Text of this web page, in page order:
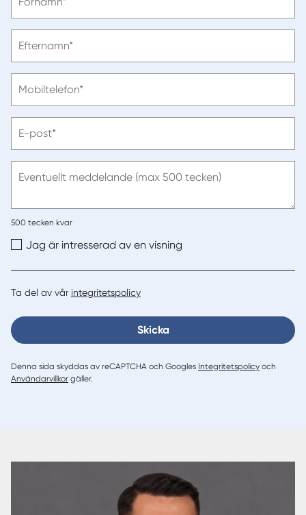
ange
ange
Efternamn*
ange
Mobiltelefon*
ange
post
E-post*
Eventuellt meddelande (max 500 tecken)
500 tecken kvar
Jag är intresserad av en visning
Ta del av vår integritetspolicy
Skicka
Denna sida skyddas av reCAPTCHA och Googles Integritetspolicy och
Användarvillkor gäller.